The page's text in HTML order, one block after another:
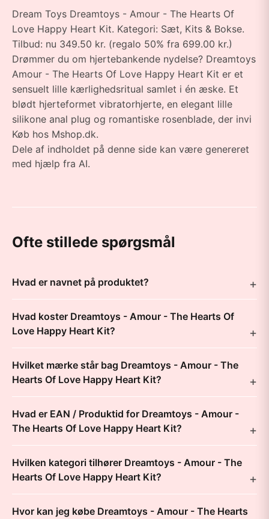
Dream Toys Dreamtoys - Amour - The Hearts Of
Love Happy Heart Kit. Kategori: Sæt, Kits & Bokse.
Tilbud: nu 349.50 kr. (regalo 50% fra 699.00 kr.)
Drømmer du om hjertebankende nydelse? Dreamtoys
Amour - The Hearts Of Love Happy Heart Kit er et
sensuelt lille kærlighedsritual samlet i én æske. Et
blødt hjerteformet vibratorhjerte, en elegant lille
silikone anal plug og romantiske rosenblade, der invi
Køb hos Mshop.dk.
Dele af indholdet på denne side kan være genereret
med hjælp fra AI.
Ofte stillede spørgsmål
Hvad er navnet på produktet?
Hvad koster Dreamtoys - Amour - The Hearts Of
Love Happy Heart Kit?
Hvilket mærke står bag Dreamtoys - Amour - The
Hearts Of Love Happy Heart Kit?
Hvad er EAN / Produktid for Dreamtoys - Amour -
The Hearts Of Love Happy Heart Kit?
Hvilken kategori tilhører Dreamtoys - Amour - The
Hearts Of Love Happy Heart Kit?
Hvor kan jeg købe Dreamtoys - Amour - The Hearts